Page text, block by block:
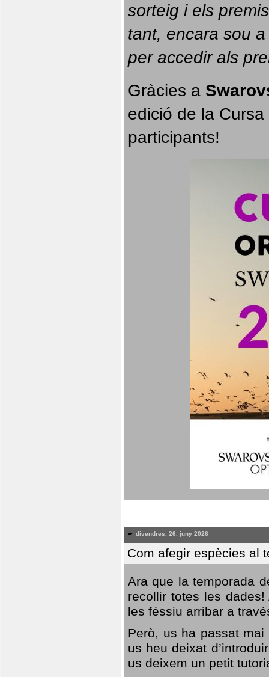
sorteig i els
tant, encara sou
per accedir als
Gràcies a
edició de la
participants!
divendres, 26. juny 2026
Com afegir espècies al
Ara que la temporada
recollir totes les
les féssiu arribar a
Però, us ha passat
us heu deixat
us deixem un petit